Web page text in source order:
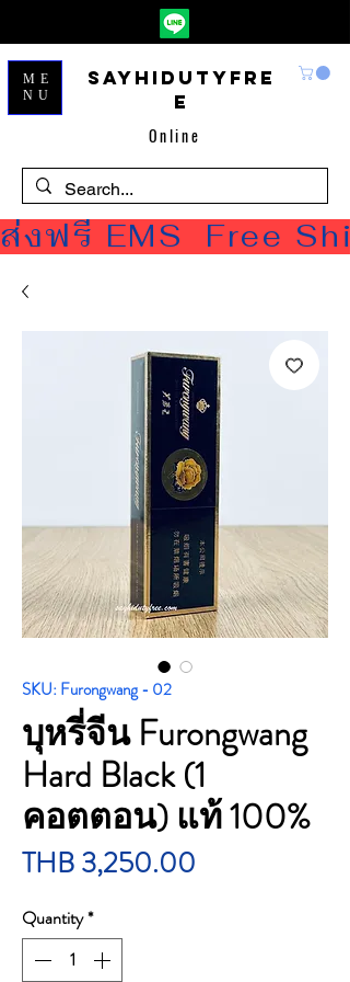
Sayhidutyfre
e
Online
ME
NU
ส่งฟรี EMS  Free
SKU: Furongwang - 02
บุหรี่จีน Furongwang
Hard Black (1
คอตตอน) แท้ 100%
THB 3,250.00
Quantity*